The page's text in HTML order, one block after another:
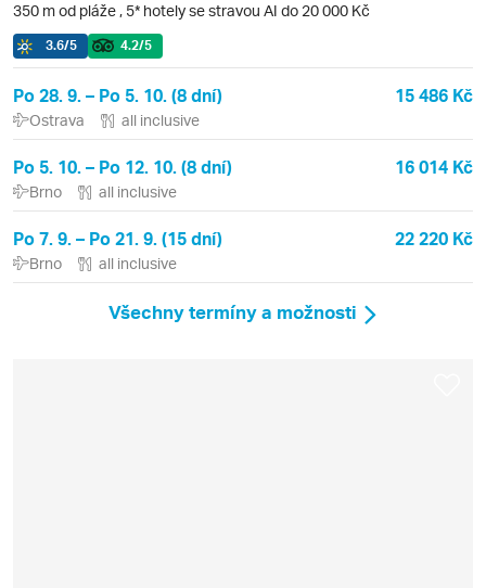
350 m od pláže , 5* hotely se stravou AI do 20 000 Kč
3.6/5 4.2/5
Po 28. 9. – Po 5. 10. (8 dní) 15 486 Kč
Ostrava all inclusive
Po 5. 10. – Po 12. 10. (8 dní) 16 014 Kč
Brno all inclusive
Po 7. 9. – Po 21. 9. (15 dní) 22 220 Kč
Brno all inclusive
Všechny termíny a možnosti